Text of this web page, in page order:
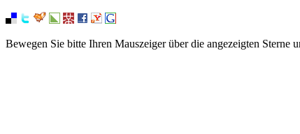
Bewegen Sie bitte Ihren Mauszeiger über die angezeigten Sterne